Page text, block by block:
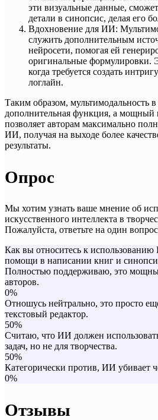
эти визуальные данные,
детали в синопсис, делая его
Вдохновение для ИИ:
служить дополнительным
нейросети, помогая ей
оригинальные формулировки.
когда требуется создать
логлайн.
Таким образом, мультимодальность
дополнительная функция, а мощный
позволяет авторам максимально
ИИ, получая на выходе более
результаты.
Опрос
Мы хотим узнать ваше мнение об
искусственного интеллекта в
Пожалуйста, ответьте на один
Как вы относитесь к
помощи в написании книг и
Полностью поддерживаю, это
авторов.
0%
Отношусь нейтрально, это просто
текстовый редактор.
50%
Считаю, что ИИ должен
задач, но не для творчества.
50%
Категорически против, ИИ убивает
0%
Отзывы